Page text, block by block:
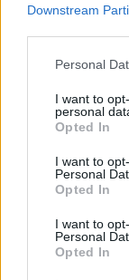
Downstream
Personal
I want to
personal
Opted In
I want to
Personal
Opted In
I want to
Personal
Opted In
Ειδικό
08/08/2026 - 13:21
Υπουργείο
από τον e-
Οι Hamilton
μάρκετινγκ
08/08/2026 - 13:44